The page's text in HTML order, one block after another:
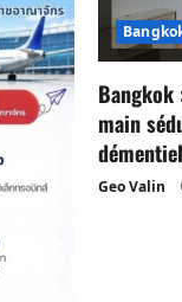
Bangkok
main
Geo Valin